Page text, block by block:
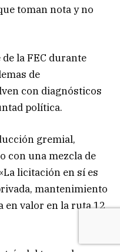
toman nota y no
la FEC durante
de
con diagnósticos
política.
gremial,
con una mezcla de
licitación en sí es
mantenimiento
en valor en la ruta 12